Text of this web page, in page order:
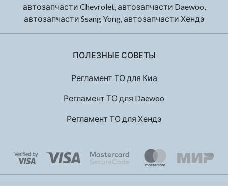
автозапчасти Chevrolet, автозапчасти Daewoo,
автозапчасти Ssang Yong, автозапчасти Хендэ
ПОЛЕЗНЫЕ СОВЕТЫ
Регламент ТО для Киа
Регламент ТО для Daewoo
Регламент ТО для Хендэ